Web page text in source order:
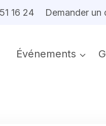
16 24 Demander un
Événements